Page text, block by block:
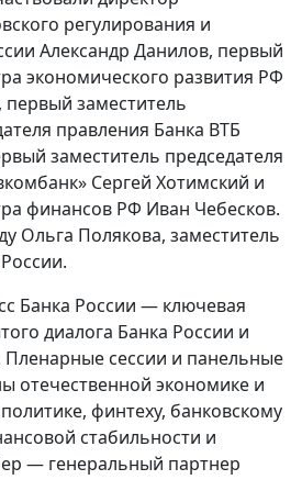
регулирования и
Александр Данилов, первый
экономического развития РФ
заместитель
правления Банка ВТБ
заместитель председателя
Сергей Хотимский и
финансов РФ Иван Чебесков.
Ольга Полякова, заместитель
Банка России — ключевая
диалога Банка России и
сессии и панельные
отечественной экономике и
финтеху, банковскому
стабильности и
— генеральный партнер